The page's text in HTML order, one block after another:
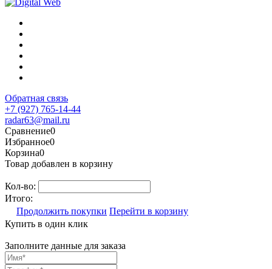
Обратная связь
+7 (927) 765-14-44
radar63@mail.ru
Сравнение0
Избранное0
Корзина0
Товар добавлен в корзину
Кол-во:
Итого:
Продолжить покупки Перейти в корзину
Купить в один клик
Заполните данные для заказа